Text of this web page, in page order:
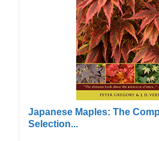
Japanese Maples: The
Selection...